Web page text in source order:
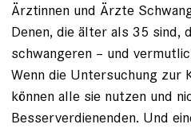
Ärztinnen und Ärzte
Denen, die älter als 35 sind,
schwangeren – und
Wenn die Untersuchung zur
können alle sie nutzen und
Besserverdienenden. Und